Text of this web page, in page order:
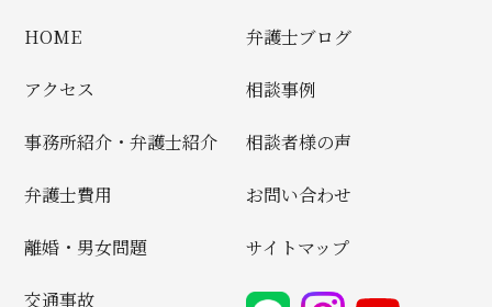
HOME
アクセス
事務所紹介・弁護士紹介
弁護士費用
離婚・男女問題
交通事故
弁護士ブログ
相談事例
相談者様の声
お問い合わせ
サイトマップ